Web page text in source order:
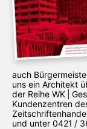
auch
uns ein Architekt
der Reihe WK |
Kundenzentren
und unter 0421 /